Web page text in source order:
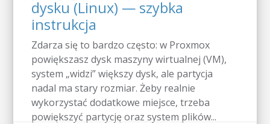
dysku (Linux) — szybka
instrukcja
Zdarza się to bardzo często: w Proxmox
powiększasz dysk maszyny wirtualnej (VM),
system „widzi” większy dysk, ale partycja
nadal ma stary rozmiar. Żeby realnie
wykorzystać dodatkowe miejsce, trzeba
powiększyć partycję oraz system plików...